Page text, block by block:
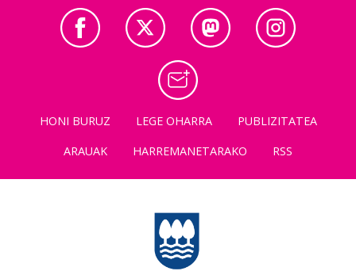
HONI BURUZ LEGE OHARRA
PUBLIZITATEA
ARAUAK
HARREMANETARAKO RSS